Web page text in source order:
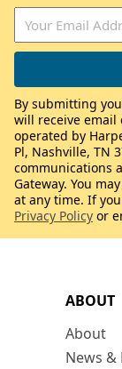
ABOUT
About
News &
By submitting
will receive email
operated by
Pl, Nashville, TN
communications
Gateway. You
at any time. If
Privacy Policy or